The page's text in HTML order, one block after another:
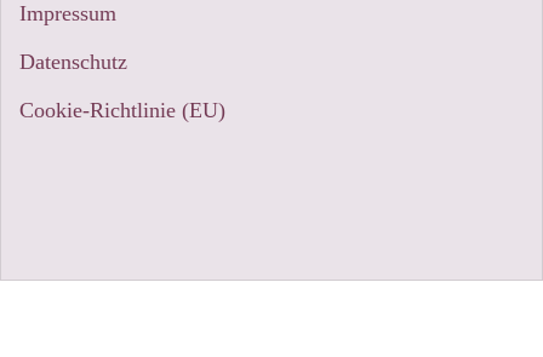
Impressum
Datenschutz
Cookie-Richtlinie (EU)